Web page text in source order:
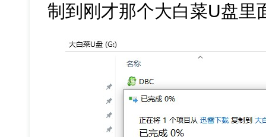
制到刚才那个大白菜U盘里